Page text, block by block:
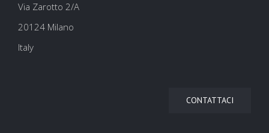
Via Zarotto 2/A
20124 Milano
Italy
CONTATTACI